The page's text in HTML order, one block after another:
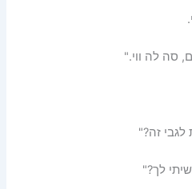
סה לה ווי."
זה?"
לך?"